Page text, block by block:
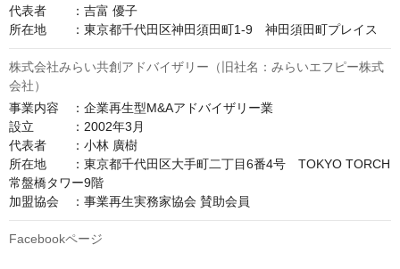
代表者　　：吉富 優子
株式会社みらい共創アドバイザリー（旧社名：みらいエフピー株式
会社）
事業内容　：企業再生型M&Aアドバイザリー業
設立　　　：2002年3月
代表者　　：小林 廣樹
所在地　　：東京都千代田区大手町二丁目6番4号　TOKYO TORCH
常盤橋タワー9階
加盟協会　：事業再生実務家協会 賛助会員
Facebookページ